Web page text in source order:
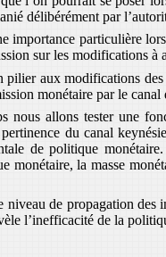
délibérément par
importance particulière
sur les modifications
pilier aux modifications
monétaire par le canal
nous allons tester une
du canal
de politique
monétaire, la masse
de propagation des
l’inefficacité de la